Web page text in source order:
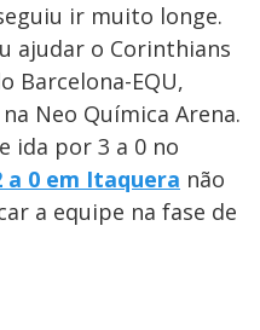
ir muito longe.
ajudar o Corinthians
Barcelona-EQU,
Neo Química Arena.
ida por 3 a 0 no
0 em Itaquera não
a equipe na fase de